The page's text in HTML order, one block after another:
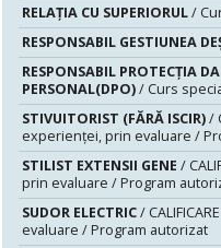
RELAȚIA CU SUPERIORUL/
RESPONSABIL GESTIUNEA
RESPONSABIL PROTECȚIA
PERSONAL(DPO)/ Curs
STIVUITORIST (FĂRĂ ISCIR)/
experienței, prin evaluare /
STILIST EXTENSII GENE /
prin evaluare / Program
SUDOR ELECTRIC/
evaluare / Program autorizat